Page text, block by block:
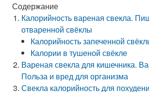
Содержание
Калорийность вареная свекла.
отваренной свёклы
Калорийность запеченной
Калории в тушеной свёкле
Вареная свекла для кишечника.
Польза и вред для организма
Свекла калорийность для